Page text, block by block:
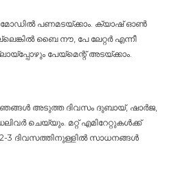
മോഡിൽ പണമടയ്ക്കാം. ക്യാഷ് ഓൺ
ബൈ നൗ, പേ ലേറ്റർ എന്നീ
പേയ്‌മെന്റ് അടയ്ക്കാം.
അടുത്ത ദിവസം ദുബായ്, ഷാർജ,
ചെയ്യും. മറ്റ് എമിറേറ്റുകൾക്ക്
ദിവസത്തിനുള്ളിൽ സാധനങ്ങൾ